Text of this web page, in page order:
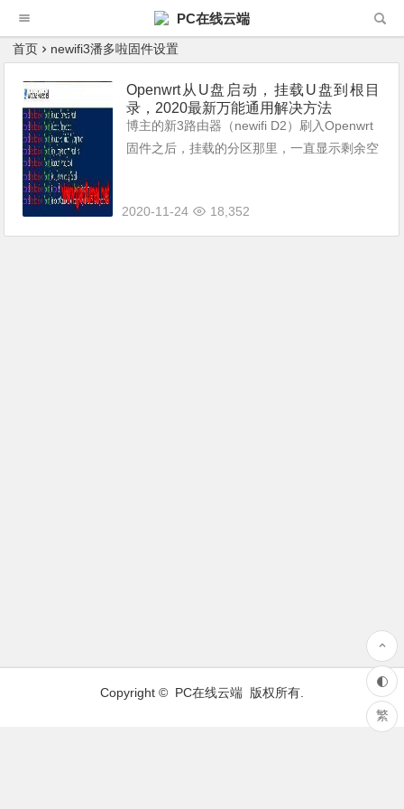
PC在线云端
首页 newifi3潘多啦固件设置
Openwrt从U盘启动，挂载U盘到根目
录，2020最新万能通用解决方法
博主的新3路由器（newifi D2）刷入Openwrt
固件之后，挂载的分区那里，一直显示剩余空
能解决了。 如是，就开...
2020-11-24 18,352
Copyright © PC在线云端 版权所有.
繁